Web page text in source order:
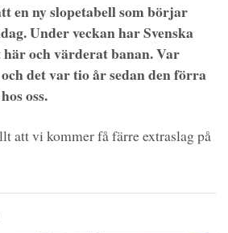
en ny slopetabell som börjar
Under veckan har Svenska
och värderat banan. Var
det var tio år sedan den förra
oss.
att vi kommer få färre extraslag på